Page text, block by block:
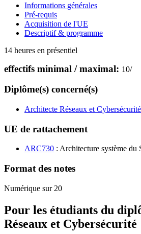
Informations générales
Pré-requis
Acquisition de l'UE
Descriptif & programme
14 heures en présentiel
effectifs minimal / maximal: 10/
Diplôme(s) concerné(s)
Architecte Réseaux et Cybersécurité
UE de rattachement
ARC730 : Architecture système du
Format des notes
Numérique sur 20
Pour les étudiants du
Réseaux et Cybersécurité